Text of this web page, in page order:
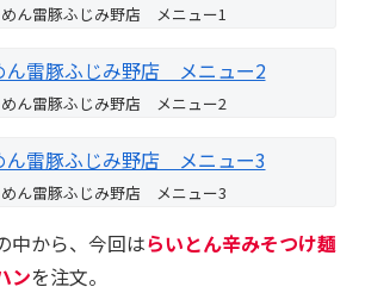
めん雷豚ふじみ野店 メニュー1
めん雷豚ふじみ野店 メニュー2
めん雷豚ふじみ野店 メニュー3
中から、今回はらいとん辛みそつけ麺
ンを注文。